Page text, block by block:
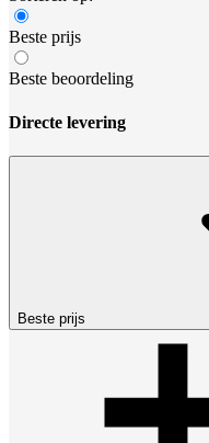
Beste prijs
Beste beoordeling
Directe levering
Beste prijs